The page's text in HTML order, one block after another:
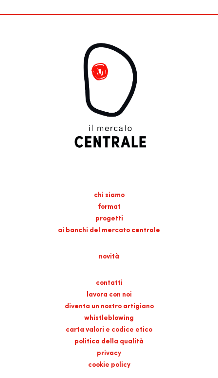
chi siamo
format
progetti
ai banchi del mercato centrale
novità
contatti
lavora con noi
diventa un nostro artigiano
whistleblowing
carta valori e codice etico
politica della qualità
privacy
cookie policy